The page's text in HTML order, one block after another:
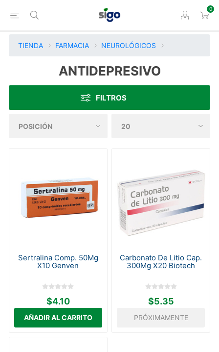
0
TIENDA FARMACIA NEUROLÓGICOS
ANTIDEPRESIVO
FILTROS
Sertralina Comp. 50Mg
X10 Genven
$4.10
Carbonato De Litio Cap.
300Mg X20 Biotech
$5.35
PRÓXIMAMENTE